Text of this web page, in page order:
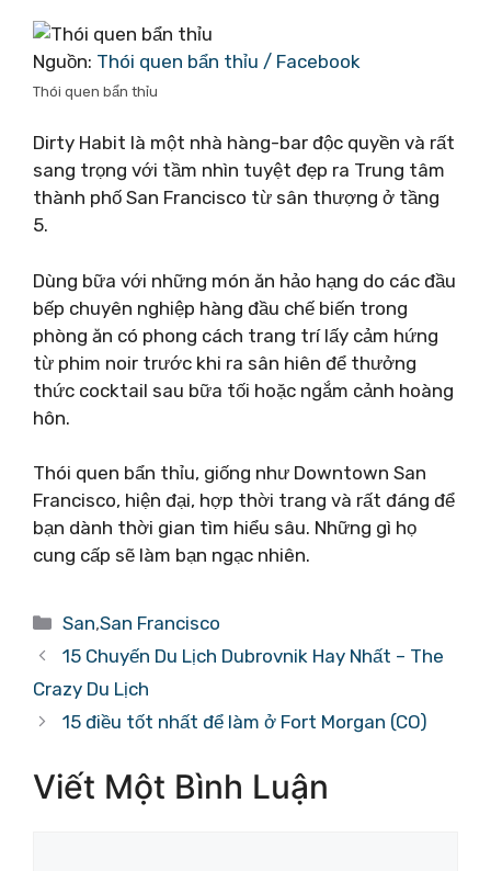
Nguồn: Thói quen bẩn thỉu / Facebook
Thói quen bẩn thỉu
Dirty Habit là một nhà hàng-bar độc quyền và rất
sang trọng với tầm nhìn tuyệt đẹp ra Trung tâm
thành phố San Francisco từ sân thượng ở tầng
5.
Dùng bữa với những món ăn hảo hạng do các đầu
bếp chuyên nghiệp hàng đầu chế biến trong
phòng ăn có phong cách trang trí lấy cảm hứng
từ phim noir trước khi ra sân hiên để thưởng
thức cocktail sau bữa tối hoặc ngắm cảnh hoàng
hôn.
Thói quen bẩn thỉu, giống như Downtown San
Francisco, hiện đại, hợp thời trang và rất đáng để
bạn dành thời gian tìm hiểu sâu. Những gì họ
cung cấp sẽ làm bạn ngạc nhiên.
Danh
mục
San,San Francisco
15 Chuyến Du Lịch Dubrovnik Hay Nhất – The
Crazy Du Lịch
15 điều tốt nhất để làm ở Fort Morgan (CO)
Viết Một Bình Luận